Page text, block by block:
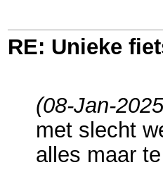
RE: Unieke
(08-Jan-
met slecht
alles maar